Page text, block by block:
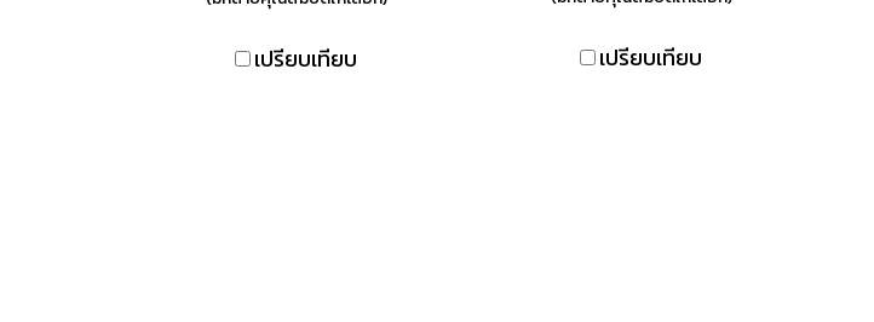
ยิ่งขึ้น เสียงเบสคมชัดแน่น ให้
เปรียบเทียบ
ทั้งหมด รวมอยู่ในการออกแบบ
เปรียบเทียบ